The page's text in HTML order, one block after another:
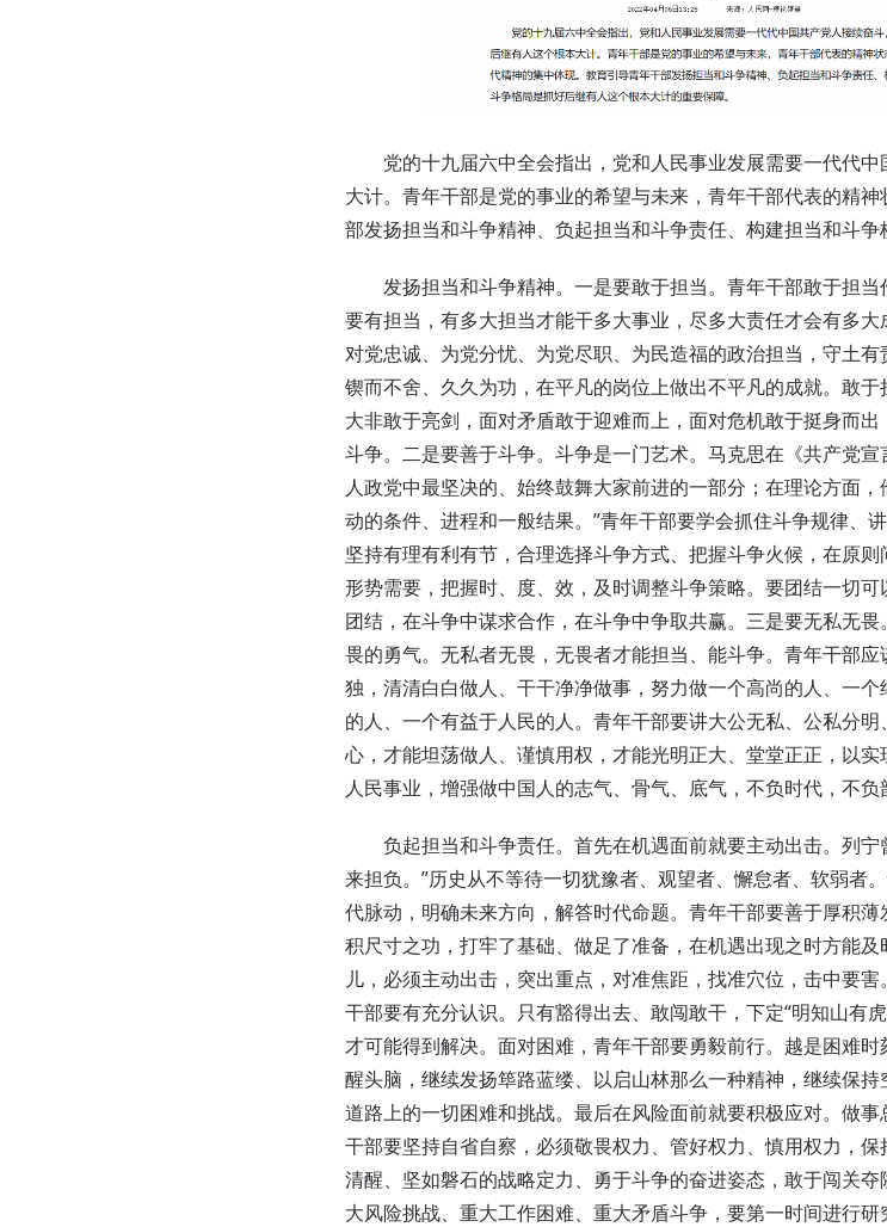
党的十九届六中全会指出，党和人民事业发展需要一代代中
大计。青年干部是党的事业的希望与未来，青年干部代表的精
部发扬担当和斗争精神、负起担当和斗争责任、构建担当和斗争
发扬担当和斗争精神。一是要敢于担当。青年干部敢于担当
要有担当，有多大担当才能干多大事业，尽多大责任才会有多
对党忠诚、为党分忧、为党尽职、为民造福的政治担当，守土有
锲而不舍、久久为功，在平凡的岗位上做出不平凡的成就。敢
大非敢于亮剑，面对矛盾敢于迎难而上，面对危机敢于挺身而
斗争。二是要善于斗争。斗争是一门艺术。马克思在《共产党
人政党中最坚决的、始终鼓舞大家前进的一部分；在理论方面
动的条件、进程和一般结果。”青年干部要学会抓住斗争规律、
坚持有理有利有节，合理选择斗争方式、把握斗争火候，在原
形势需要，把握时、度、效，及时调整斗争策略。要团结一切
团结，在斗争中谋求合作，在斗争中争取共赢。三是要无私无
畏的勇气。无私者无畏，无畏者才能担当、能斗争。青年干部
独，清清白白做人、干干净净做事，努力做一个高尚的人、一
的人、一个有益于人民的人。青年干部要讲大公无私、公私分
心，才能坦荡做人、谨慎用权，才能光明正大、堂堂正正，以
人民事业，增强做中国人的志气、骨气、底气，不负时代，不负
负起担当和斗争责任。首先在机遇面前就要主动出击。列宁
来担负。”历史从不等待一切犹豫者、观望者、懈怠者、软弱者
代脉动，明确未来方向，解答时代命题。青年干部要善于厚积
积尺寸之功，打牢了基础、做足了准备，在机遇出现之时方能
儿，必须主动出击，突出重点，对准焦距，找准穴位，击中要
干部要有充分认识。只有豁得出去、敢闯敢干，下定“明知山有
才可能得到解决。面对困难，青年干部要勇毅前行。越是困难
醒头脑，继续发扬筚路蓝缕、以启山林那么一种精神，继续保
道路上的一切困难和挑战。最后在风险面前就要积极应对。做
干部要坚持自省自察，必须敬畏权力、管好权力、慎用权力，
清醒、坚如磐石的战略定力、勇于斗争的奋进姿态，敢于闯关
大风险挑战、重大工作困难、重大矛盾斗争，要第一时间进行